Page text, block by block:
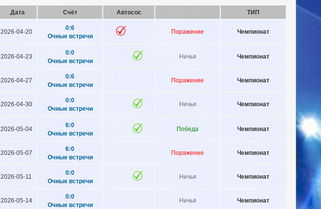
Дата Счёт Автосос ТИП
2026-04-20
0:6
Очные встречи
Поражение Чемпионат
2026-04-23
0:0
Очные встречи
Ничья Чемпионат
2026-04-27
0:6
Очные встречи
Поражение Чемпионат
2026-04-30
0:0
Очные встречи
Ничья Чемпионат
2026-05-04
6:0
Очные встречи
Победа Чемпионат
2026-05-07
6:0
Очные встречи
Поражение Чемпионат
2026-05-11
0:0
Очные встречи
Ничья Чемпионат
2026-05-14
0:0
Очные встречи
Ничья Чемпионат